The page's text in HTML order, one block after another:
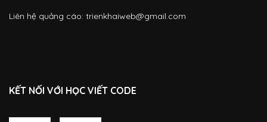
Liên hệ quảng cáo: trienkhaiweb@gmail.com
KẾT NỐI VỚI HỌC VIẾT CODE